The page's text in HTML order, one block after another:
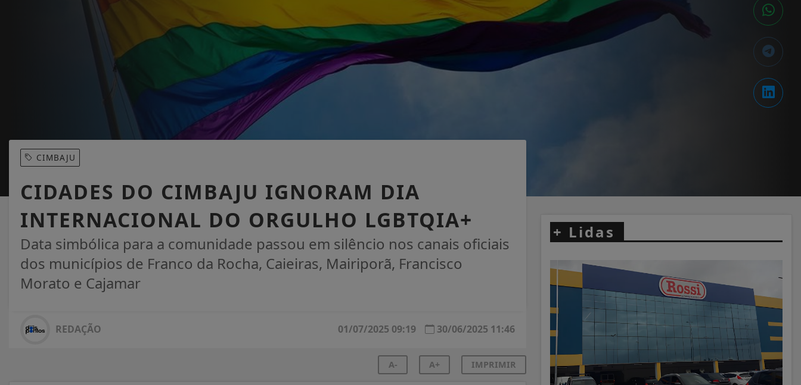
CIMBAJU
CIDADES DO CIMBAJU IGNORAM DIA
INTERNACIONAL DO ORGULHO LGBTQIA+
Data simbólica para a comunidade passou em silêncio nos canais oficiais
dos municípios de Franco da Rocha, Caieiras, Mairiporã, Francisco
Morato e Cajamar
REDAÇÃO 30/06/2025 11:46
01/07/2025 09:19
A- A+ IMPRIMIR
+ Lidas